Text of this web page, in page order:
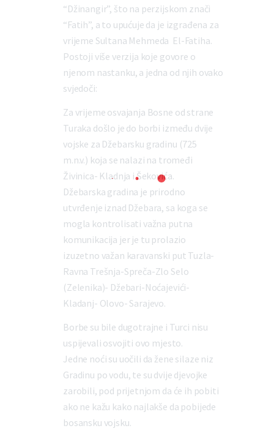
“Džinangir”, što na perzijskom znači
“Fatih”, a to upućuje da je izgrađena za
vrijeme Sultana Mehmeda El-Fatiha.
Postoji više verzija koje govore o
njenom nastanku, a jedna od njih ovako
svjedoči:
Za vrijeme osvajanja Bosne od strane
Turaka došlo je do borbi između dvije
vojske za Džebarsku gradinu (725
m.n.v.) koja se nalazi na tromeđi
Živinica- Kladnja i Šekovića.
Džebarska gradina je prirodno
utvrđenje iznad Džebara, sa koga se
mogla kontrolisati važna putna
komunikacija jer je tu prolazio
izuzetno važan karavanski put Tuzla-
Ravna Trešnja-Spreča-Zlo Selo
(Zelenika)- Džebari-Noćajevići-
Kladanj- Olovo- Sarajevo.
Borbe su bile dugotrajne i Turci nisu
uspijevali osvojiti ovo mjesto.
Jedne noći su uočili da žene silaze niz
Gradinu po vodu, te su dvije djevojke
zarobili, pod prijetnjom da će ih pobiti
ako ne kažu kako najlakše da pobijede
bosansku vojsku.